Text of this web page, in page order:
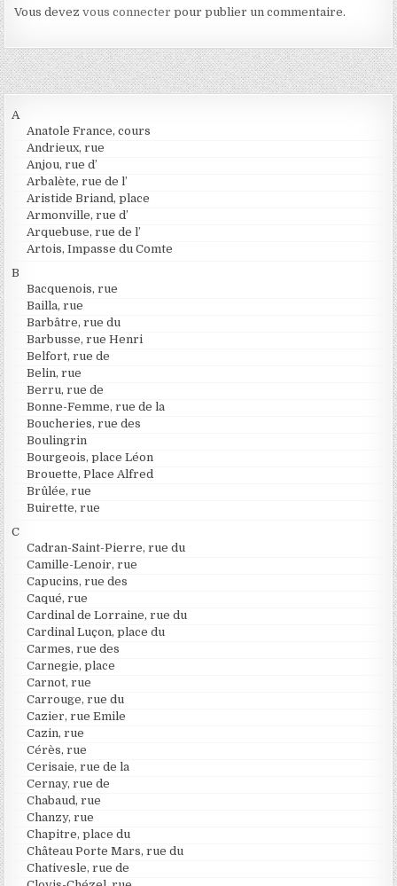
Vous devezvous connecter pour publier un commentaire.
A
Anatole France, cours
Andrieux, rue
Anjou, rue d’
Arbalète, rue de l’
Aristide Briand, place
Armonville, rue d’
Arquebuse, rue de l’
Artois, Impasse du Comte
B
Bacquenois, rue
Bailla, rue
Barbâtre, rue du
Barbusse, rue Henri
Belfort, rue de
Belin, rue
Berru, rue de
Bonne-Femme, rue de la
Boucheries, rue des
Boulingrin
Bourgeois, place Léon
Brouette, Place Alfred
Brûlée, rue
Buirette, rue
C
Cadran-Saint-Pierre, rue du
Camille-Lenoir, rue
Capucins, rue des
Caqué, rue
Cardinal de Lorraine, rue du
Cardinal Luçon, place du
Carmes, rue des
Carnegie, place
Carnot, rue
Carrouge, rue du
Cazier, rue Emile
Cazin, rue
Cérès, rue
Cerisaie, rue de la
Cernay, rue de
Chabaud, rue
Chanzy, rue
Chapitre, place du
Château Porte Mars, rue du
Chativesle, rue de